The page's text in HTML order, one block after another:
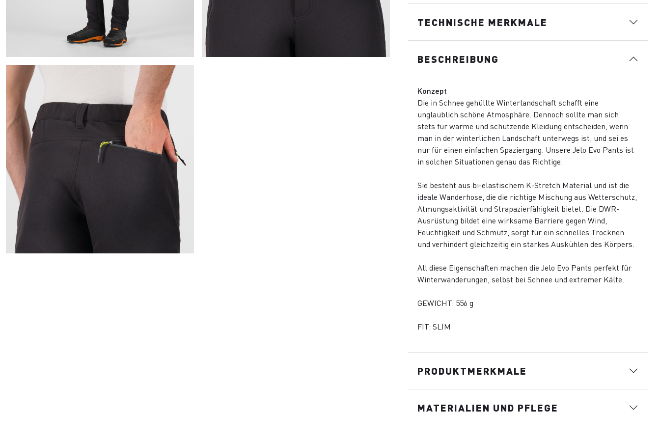
TECHNISCHE MERKMALE
BESCHREIBUNG
Konzept
Die in Schnee gehüllte Winterlandschaft schafft eine
unglaublich schöne Atmosphäre. Dennoch sollte man sich
stets für warme und schützende Kleidung entscheiden, wenn
man in der winterlichen Landschaft unterwegs ist, und sei es
nur für einen einfachen Spaziergang. Unsere Jelo Evo Pants ist
in solchen Situationen genau das Richtige.
Sie besteht aus bi-elastischem K-Stretch Material und ist die
ideale Wanderhose, die die richtige Mischung aus Wetterschutz,
Atmungsaktivität und Strapazierfähigkeit bietet. Die DWR-
Ausrüstung bildet eine wirksame Barriere gegen Wind,
Feuchtigkeit und Schmutz, sorgt für ein schnelles Trocknen
und verhindert gleichzeitig ein starkes Auskühlen des Körpers.
All diese Eigenschaften machen die Jelo Evo Pants perfekt für
Winterwanderungen, selbst bei Schnee und extremer Kälte.
GEWICHT: 556 g
FIT: SLIM
PRODUKTMERKMALE
MATERIALIEN UND PFLEGE